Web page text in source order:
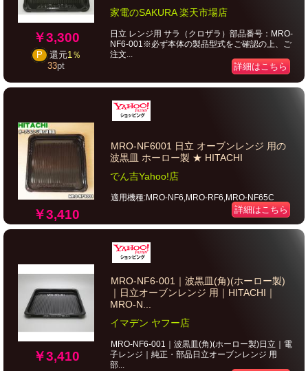
￥3,300
P 還元1％
33pt
家電のSAKURA 楽天市場店
日立 レンジ用 サラ（クロザラ）部品番号：MRO-
NF6-001※必ず本体の製品型式をご確認の上、ご
注文...
詳細はこちら
￥3,410
MRO-NF6001 日立 オーブンレンジ 用の
波黒皿 ホーロー製 ★ HITACHI
でん吉Yahoo!店
適用機種:MRO-NF6,MRO-RF6,MRO-NF65C
詳細はこちら
￥3,410
MRO-NF6-001｜波黒皿(角)(ホーロー製)
｜日立オーブンレンジ 用｜HITACHI｜
MRO-N...
イマデン ヤフー店
MRO-NF6-001｜波黒皿(角)(ホーロー製)日立｜電
子レンジ｜純正・部品日立オーブンレンジ 用
部...